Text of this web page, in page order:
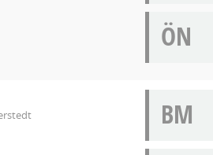
ÖN
BM